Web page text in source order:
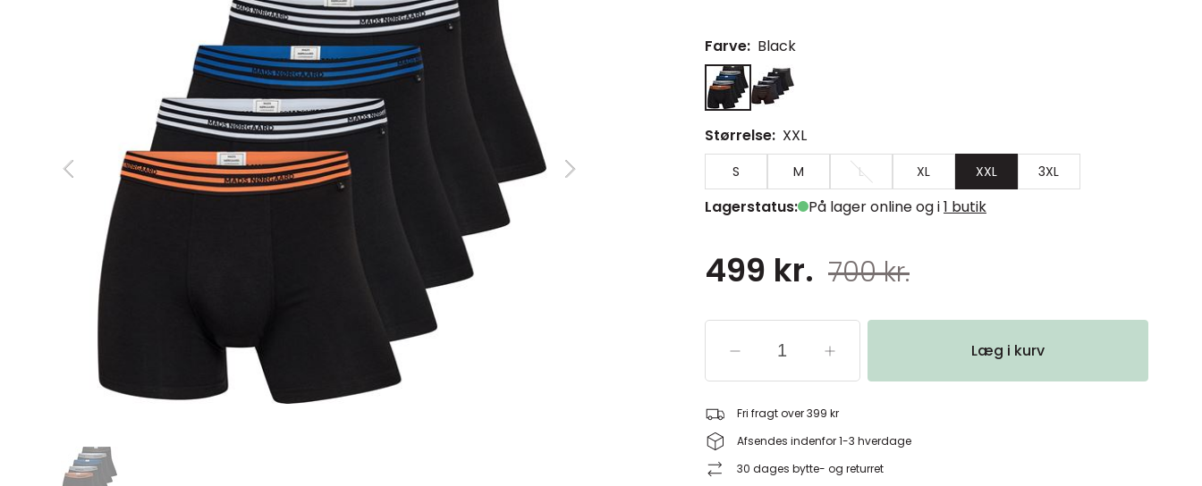
Farve: Black
Størrelse: XXL
S M L XL XXL 3XL
Lagerstatus: På lager online og i1 butik
499 kr. 700 kr.
Læg i kurv
Fri fragt over 399 kr
Afsendes indenfor 1-3 hverdage
30 dages bytte- og returret